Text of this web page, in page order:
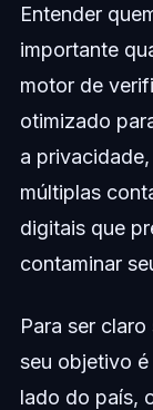
Entender
importante
motor de
otimizado
a
múltiplas
digitais que
contaminar
Para ser
seu objetivo
lado do país,